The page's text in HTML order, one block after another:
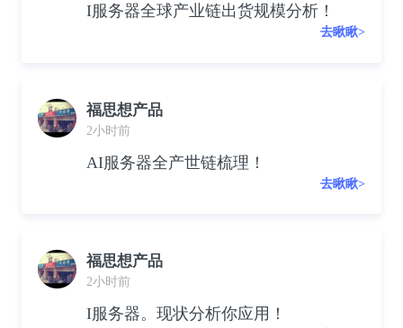
I服务器全球产业链出货规模分析！
去瞅瞅>
福思想产品
2小时前
AI服务器全产世链梳理！
去瞅瞅>
福思想产品
2小时前
I服务器。现状分析你应用！